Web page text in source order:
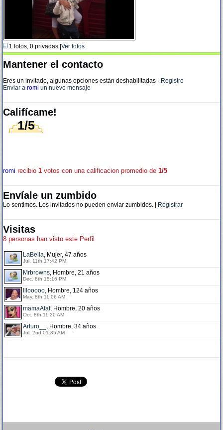
1 fotos, 0 privadas | Ver fotos
Mantener el contacto
Eres un invitado, algunas opciones están deshabilitadas · Registro
Enviar a romi un nuevo mensaje
Califícame!
1/5
romi recibio 1 votos con una calificacion promedio de 1/5
Envíale un zumbido
Lo sentimos. Los invitados no pueden enviar zumbidos. | Registrar
Visitas
8 personas han visto este Perfil
LaBella, Mujer, 47 años
Jul. 11th 17:42 PM
Mrbrowns, Hombre, 21 años
Dec. 8th 15:16 PM
Illooooo, Hombre, 124 años
May. 8th 11:06 AM
mamaAfaf, Hombre, 20 años
Oct. 8th 11:20 AM
Arturo__ , Hombre, 34 años
Jul. 2nd 01:35 AM